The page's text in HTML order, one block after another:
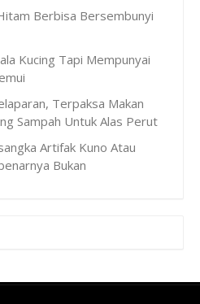
Berbisa Bersembunyi
Kucing Tapi Mempunyai
Terpaksa Makan
Sampah Untuk Alas Perut
Artifak Kuno Atau
Bukan